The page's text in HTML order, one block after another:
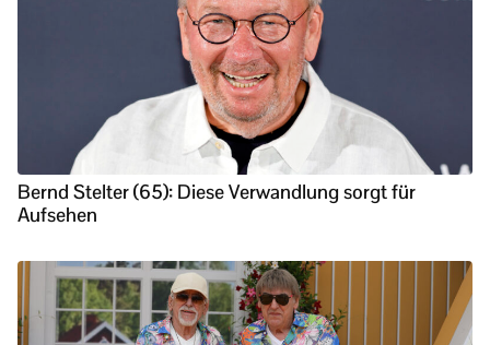
Bernd Stelter (65): Diese Verwandlung sorgt für
Aufsehen